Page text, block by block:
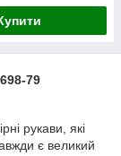
79
рукави, які
є великий